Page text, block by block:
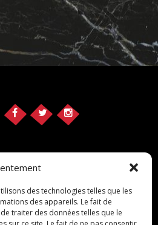
des technologies telles que les
des appareils. Le fait de
traiter des données telles que le